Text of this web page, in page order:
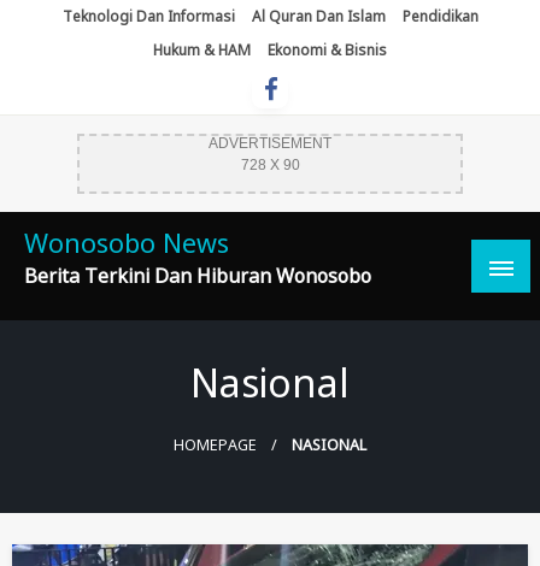
Teknologi Dan Informasi Al Quran Dan Islam
Pendidikan
Hukum & HAM
Ekonomi & Bisnis
ADVERTISEMENT
728 X 90
Wonosobo News
Berita Terkini Dan Hiburan Wonosobo
Nasional
HOMEPAGE NASIONAL